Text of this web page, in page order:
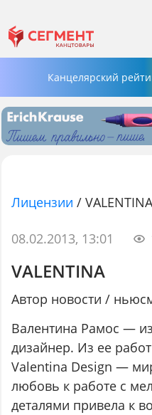
Канцелярский
Лицензии /
08.02.2013, 13:01
VALENTINA
Автор новости /
Валентина Рамос —
дизайнер. Из ее
Valentina Design —
любовь к работе с
деталями привела к